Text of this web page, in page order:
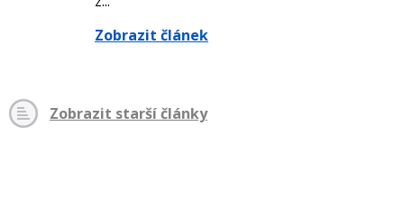
Zobrazit článek
Zobrazit starší články